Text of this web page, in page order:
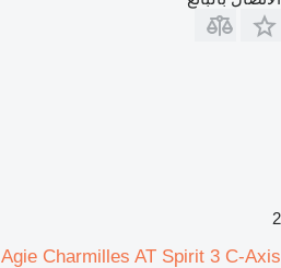
2
Agie Charmilles AT Spirit 3 C-Axis